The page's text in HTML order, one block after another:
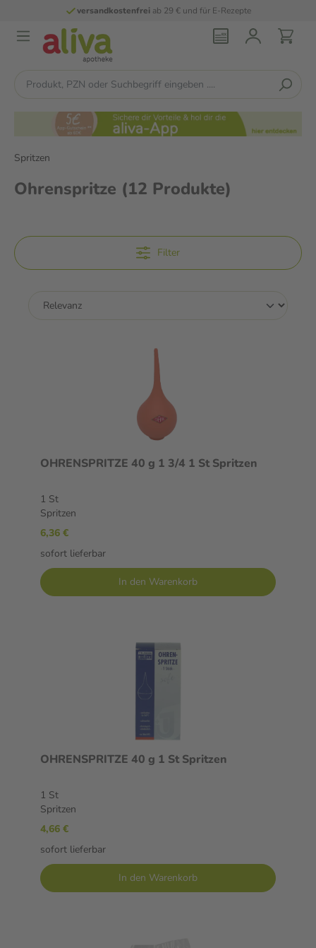
versandkostenfreiab 29 € und für E-Rezepte
Spritzen
Ohrenspritze (12 Produkte)
Filter
OHRENSPRITZE 40 g 1 3/4 1 St Spritzen
1 St
Spritzen
6,36 €
sofort lieferbar
In den Warenkorb
OHRENSPRITZE 40 g 1 St Spritzen
1 St
Spritzen
4,66 €
sofort lieferbar
In den Warenkorb